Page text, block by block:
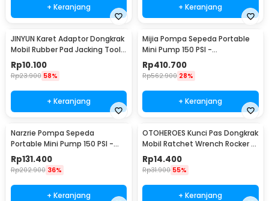
+ Keranjang + Keranjang
JINYUN Karet Adaptor Dongkrak
Mobil Rubber Pad Jacking Tool
Pinch - MJA5
Rp10.100
Rp23.900 58%
+ Keranjang
Mijia Pompa Sepeda Portable
Mini Pump 150 PSI -
MJCQB06QW
Rp410.700
Rp562.900 28%
+ Keranjang
Narzrie Pompa Sepeda
Portable Mini Pump 150 PSI -
8004
Rp131.400
Rp202.900 36%
+ Keranjang
OTOHEROES Kunci Pas Dongkrak
Mobil Ratchet Wrench Rocker -
GS205
Rp14.400
Rp31.900 55%
+ Keranjang